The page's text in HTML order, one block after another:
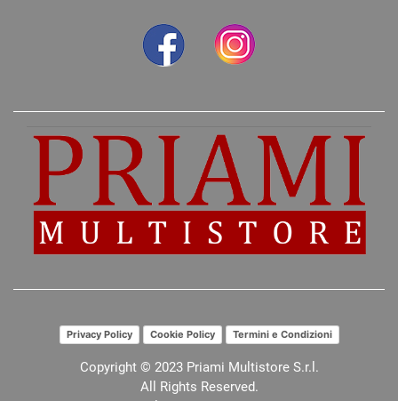
Privacy Policy Cookie Policy Termini e Condizioni
Copyright © 2023 Priami Multistore S.r.l.
All Rights Reserved.